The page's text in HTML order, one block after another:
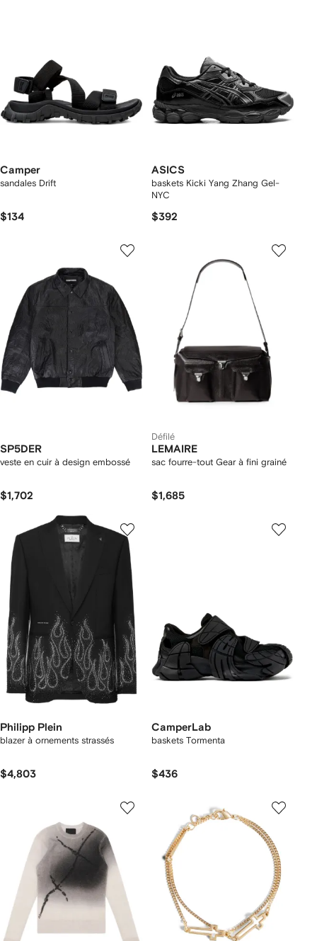
Camper
sandales Drift
$134
ASICS
baskets Kicki Yang Zhang Gel-
NYC
$392
SP5DER
veste en cuir à design embossé
$1,702
Défilé
LEMAIRE
sac fourre-tout Gear à fini grainé
$1,685
Philipp Plein
blazer à ornements strassés
$4,803
CamperLab
baskets Tormenta
$436